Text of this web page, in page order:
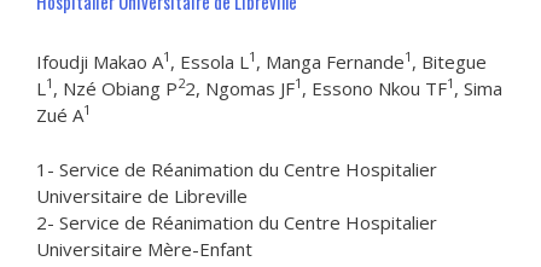
Ifoudji Makao A1 , Essola L1 , Manga Fernande1 , Bitegue
L1 , Nzé Obiang P22, Ngomas JF1 , Essono Nkou TF1 , Sima
Zué A1
1- Service de Réanimation du Centre Hospitalier
Universitaire de Libreville
2- Service de Réanimation du Centre Hospitalier
Universitaire Mère-Enfant